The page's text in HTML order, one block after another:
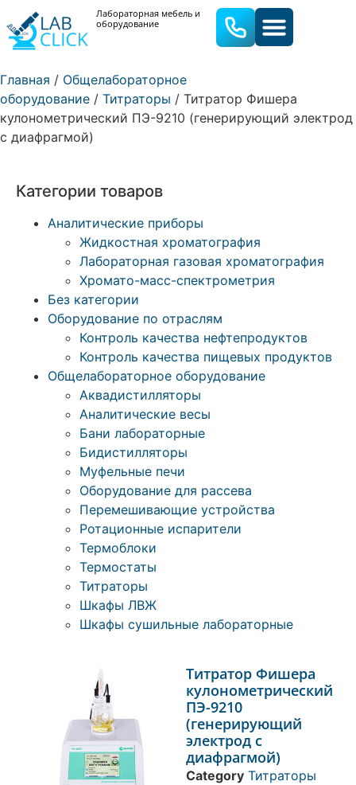
Лабораторная мебель и
оборудование
Главная / Общелабораторное
оборудование / Титраторы / Титратор Фишера
кулонометрический ПЭ-9210 (генерирующий электрод
с диафрагмой)
Категории товаров
Аналитические приборы
Жидкостная хроматография
Лабораторная газовая хроматография
Хромато-масс-спектрометрия
Без категории
Оборудование по отраслям
Контроль качества нефтепродуктов
Контроль качества пищевых продуктов
Общелабораторное оборудование
Аквадистилляторы
Аналитические весы
Бани лабораторные
Бидистилляторы
Муфельные печи
Оборудование для рассева
Перемешивающие устройства
Ротационные испарители
Термоблоки
Термостаты
Титраторы
Шкафы ЛВЖ
Шкафы сушильные лабораторные
Титратор Фишера
кулонометрический
ПЭ-9210
(генерирующий
электрод с
диафрагмой)
Category Титраторы